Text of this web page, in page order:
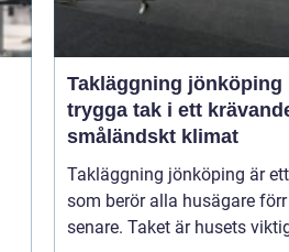
Takläggning jönköping
trygga tak i ett
småländskt klimat
Takläggning jönköping är
som berör alla husägare
senare. Taket är husets